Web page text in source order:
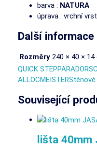
barva : NATURA
úprava : vrchní
Další informace
Rozměry 240 × 40 × 14
QUICK STEPPARADOR
ALLOCMEISTER
Související
lišta 40mm